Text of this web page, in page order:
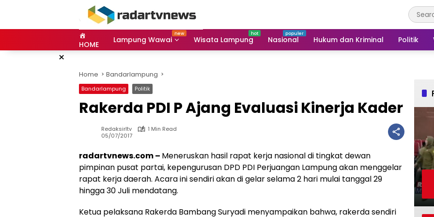
HOME Lampung Wawai Wisata Lampung Nasional Hukum dan Kriminal Politik
×
Home Bandarlampung
Bandarlampung Politik
Rakerda PDI P Ajang Evaluasi Kinerja Kader
Redaksirltv
1 Min Read
05/07/2017
radartvnews.com – Meneruskan hasil rapat kerja nasional di tingkat dewan
pimpinan pusat partai, kepengurusan DPD PDI Perjuangan Lampung akan menggelar
rapat kerja daerah. Acara ini sendiri akan di gelar selama 2 hari mulai tanggal 29
hingga 30 Juli mendatang.
Ketua pelaksana Rakerda Bambang Suryadi menyampaikan bahwa, rakerda sendiri